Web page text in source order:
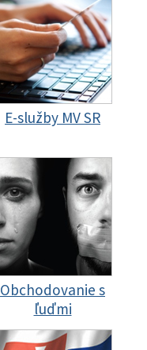
E-služby MV SR
Obchodovanie s
ľuďmi